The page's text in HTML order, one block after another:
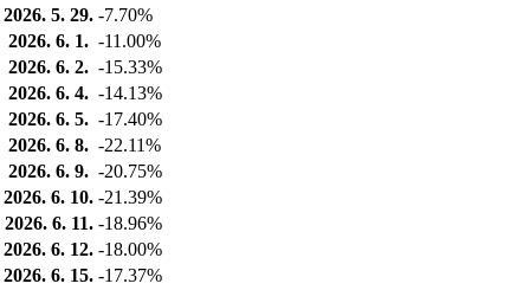
2026. 5. 29. -7.70%
2026. 6. 1. -11.00%
2026. 6. 2. -15.33%
2026. 6. 4. -14.13%
2026. 6. 5. -17.40%
2026. 6. 8. -22.11%
2026. 6. 9. -20.75%
2026. 6. 10. -21.39%
2026. 6. 11. -18.96%
2026. 6. 12. -18.00%
2026. 6. 15. -17.37%